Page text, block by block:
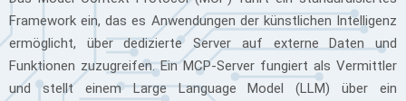
Framework ein, das es Anwendungen der künstlichen Intelligenz
ermöglicht, über dedizierte Server auf externe Daten und
Funktionen zuzugreifen. Ein MCP-Server fungiert als Vermittler
und stellt einem Large Language Model (LLM) über ein